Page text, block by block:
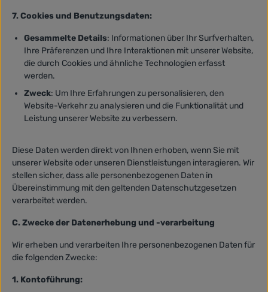
7. Cookies und Benutzungsdaten:
Gesammelte Details: Informationen über Ihr Surfverhalten,
Ihre Präferenzen und Ihre Interaktionen mit unserer Website,
die durch Cookies und ähnliche Technologien erfasst
werden.
Zweck: Um Ihre Erfahrungen zu personalisieren, den
Website-Verkehr zu analysieren und die Funktionalität und
Leistung unserer Website zu verbessern.
Diese Daten werden direkt von Ihnen erhoben, wenn Sie mit
unserer Website oder unseren Dienstleistungen interagieren. Wir
stellen sicher, dass alle personenbezogenen Daten in
Übereinstimmung mit den geltenden Datenschutzgesetzen
verarbeitet werden.
C. Zwecke der Datenerhebung und -verarbeitung
Wir erheben und verarbeiten Ihre personenbezogenen Daten für
die folgenden Zwecke:
1. Kontoführung: